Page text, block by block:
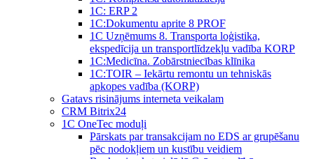
1C: ERP 2
1С:Dokumentu aprite 8 PROF
1C Uzņēmums 8. Transporta loģistika,
ekspedīcija un transportlīdzekļu vadība KORP
1C:Medicīna. Zobārstniecības klīnika
1C:TOIR – Iekārtu remontu un tehniskās
apkopes vadība (KORP)
Gatavs risinājums interneta veikalam
CRM Bitrix24
1С OneTec moduļi
Pārskats par transakcijam no EDS ar grupēšanu
pēc nodokļiem un kustību veidiem